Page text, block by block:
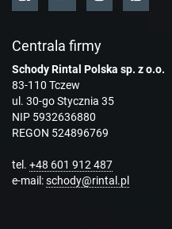
Centrala firmy
Schody Rintal Polska sp. z o.o.
83-110 Tczew
ul. 30-go Stycznia 35
NIP 5932636880
REGON 524896769
tel. +48 601 912 487
e-mail:schody@rintal.pl